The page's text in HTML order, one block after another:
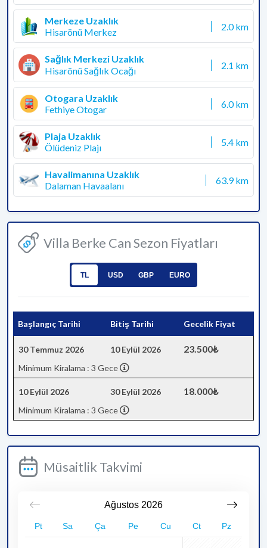
Merkeze Uzaklık
Hisarönü Merkez
2.0 km
Sağlık Merkezi Uzaklık
Hisarönü Sağlık Ocağı
2.1 km
Otogara Uzaklık
Fethiye Otogar
6.0 km
Plaja Uzaklık
Ölüdeniz Plajı
5.4 km
Havalimanına Uzaklık
Dalaman Havaalanı
63.9 km
Villa Berke Can Sezon Fiyatları
TL USD GBP EURO
Başlangıç Tarihi Bitiş Tarihi Gecelik Fiyat
30 Temmuz 2026 10 Eylül 2026 23.500₺
Minimum Kiralama : 3 Gece
10 Eylül 2026 30 Eylül 2026 18.000₺
Minimum Kiralama : 3 Gece
Müsaitlik Takvimi
Ağustos 2026
Pt Sa Ça Pe Cu Ct Pz